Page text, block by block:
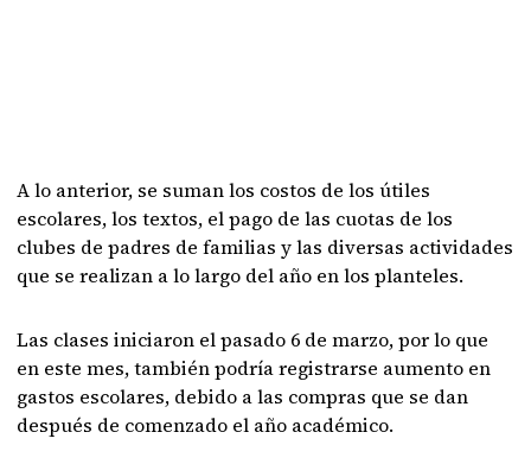
A lo anterior, se suman los costos de los útiles
escolares, los textos, el pago de las cuotas de los
clubes de padres de familias y las diversas actividades
que se realizan a lo largo del año en los planteles.
Las clases iniciaron el pasado 6 de marzo, por lo que
en este mes, también podría registrarse aumento en
gastos escolares, debido a las compras que se dan
después de comenzado el año académico.